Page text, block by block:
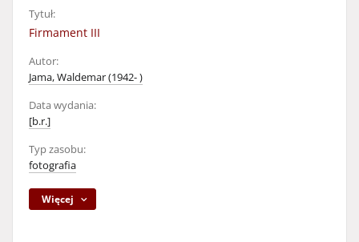
Tytuł:
Firmament III
Autor:
Jama, Waldemar (1942- )
Data wydania:
[b.r.]
Typ zasobu:
fotografia
Więcej